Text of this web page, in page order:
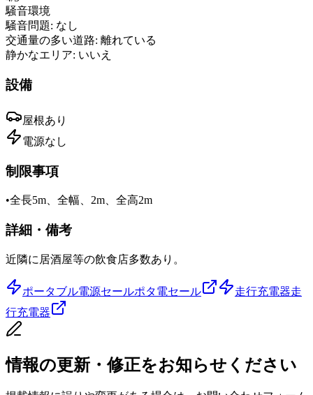
騒音環境
騒音問題: なし
交通量の多い道路: 離れている
静かなエリア: いいえ
設備
屋根あり
電源なし
制限事項
•全長5m、全幅、2m、全高2m
詳細・備考
近隣に居酒屋等の飲食店多数あり。
ポータブル電源セールポタ電セール 走行充電器走
行充電器
情報の更新・修正をお知らせください